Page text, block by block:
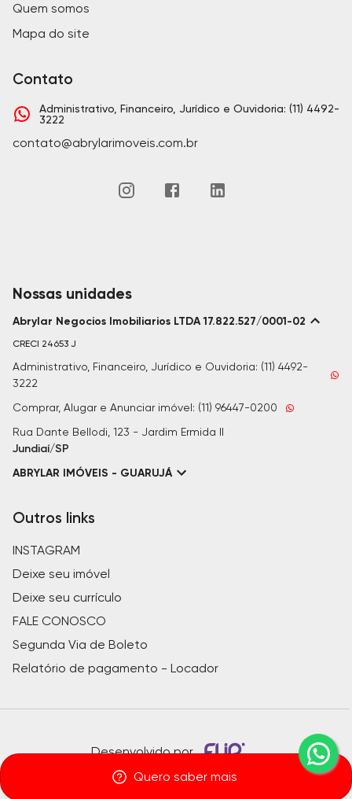
Quero saber mais
Quem somos
Mapa do site
Contato
Administrativo, Financeiro, Jurídico e Ouvidoria: (11) 4492-
3222
contato@abrylarimoveis.com.br
Nossas unidades
Abrylar Negocios Imobiliarios LTDA 17.822.527/0001-02
CRECI 24653 J
Administrativo, Financeiro, Jurídico e Ouvidoria: (11) 4492-
3222
Comprar, Alugar e Anunciar imóvel: (11) 96447-0200
Rua Dante Bellodi, 123 - Jardim Ermida II
Jundiaí/SP
ABRYLAR IMÓVEIS - GUARUJÁ
Outros links
INSTAGRAM
Deixe seu imóvel
Deixe seu currículo
FALE CONOSCO
Segunda Via de Boleto
Relatório de pagamento - Locador
Desenvolvido por